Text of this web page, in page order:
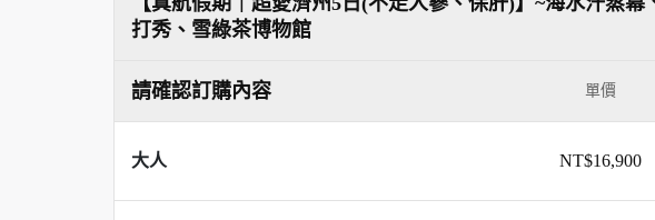
打秀、雪綠茶博物館
請確認訂購內容 單價
大人 NT$16,900